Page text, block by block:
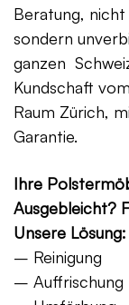
Beratung,
sondern
ganzen
Kundschaft
Raum Zürich,
Garantie.
Ihre
Ausgebleicht?
Unsere Lösung:
– Reinigung
– Auffrischung